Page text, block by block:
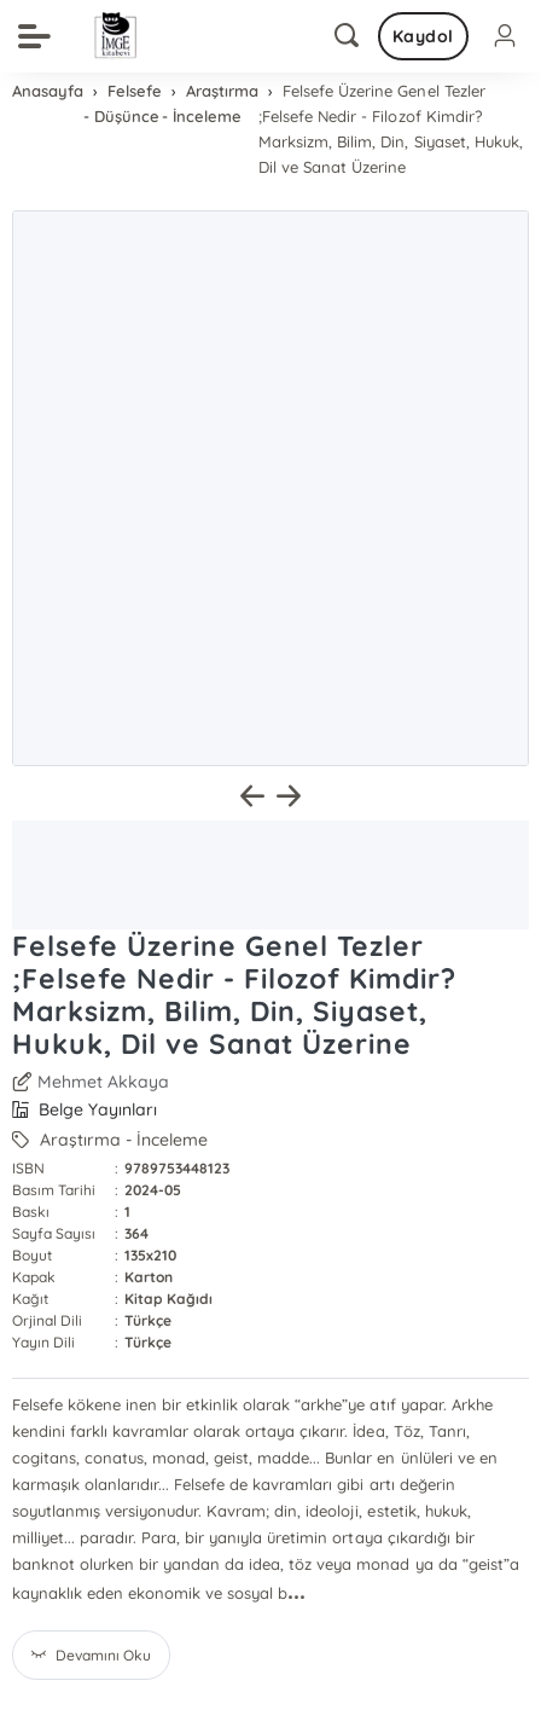
Kaydol
Anasayfa
Felsefe
- Düşünce
Araştırma
- İnceleme
Felsefe Üzerine Genel Tezler
;Felsefe Nedir - Filozof Kimdir?
Marksizm, Bilim, Din, Siyaset, Hukuk,
Dil ve Sanat Üzerine
Felsefe Üzerine Genel Tezler
;Felsefe Nedir - Filozof Kimdir?
Marksizm, Bilim, Din, Siyaset,
Hukuk, Dil ve Sanat Üzerine
Mehmet Akkaya
Belge Yayınları
Araştırma - İnceleme
ISBN : 9789753448123
Basım Tarihi
: 2024-05
Baskı
: 1
Sayfa Sayısı
: 364
Boyut
: 135x210
Kapak
: Karton
Kağıt
: Kitap Kağıdı
Orjinal Dili
: Türkçe
Yayın Dili
: Türkçe
Felsefe kökene inen bir etkinlik olarak “arkhe”ye atıf yapar. Arkhe
kendini farklı kavramlar olarak ortaya çıkarır. İdea, Töz, Tanrı,
cogitans, conatus, monad, geist, madde... Bunlar en ünlüleri ve en
karmaşık olanlarıdır... Felsefe de kavramları gibi artı değerin
soyutlanmış versiyonudur. Kavram; din, ideoloji, estetik, hukuk,
milliyet... paradır. Para, bir yanıyla üretimin ortaya çıkardığı bir
banknot olurken bir yandan da idea, töz veya monad ya da “geist”a
kaynaklık eden ekonomik ve sosyal b...
Devamını Oku